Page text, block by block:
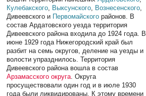
Кулебакского, Выксунского, Вознесенского,
Дивеевского и Первомайского районов. В
состав Ардатовского уезда территория
Дивеевского района входила до 1924 года. В
июне 1929 года Нижегородский край был
разбит на семь округов, деление на уезды и
волости упразднилось. Территория
Дивеевского района вошла в состав
Арзамасского округа. Округа
просуществовали один год и в июле 1930
года были ликвидированы. К этому времени